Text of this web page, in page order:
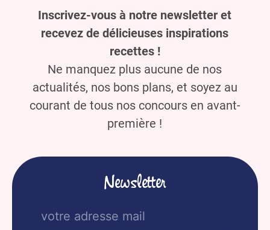
Inscrivez-vous à notre newsletter et
recevez de délicieuses inspirations
recettes !
Ne manquez plus aucune de nos
actualités, nos bons plans, et soyez au
courant de tous nos concours en avant-
première !
Newsletter
E-